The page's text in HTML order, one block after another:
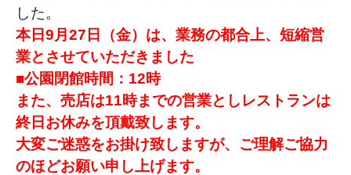
した。
本日9月27日（金）は、業務の都合上、短縮営
業とさせていただきました
■公園閉館時間：12時
また、売店は11時までの営業としレストランは
終日お休みを頂戴致します。
大変ご迷惑をお掛け致しますが、ご理解ご協力
のほどお願い申し上げます。